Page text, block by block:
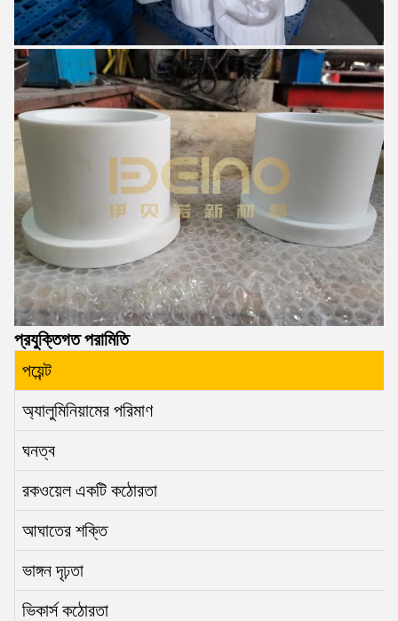
প্রযুক্তিগত পরামিতি
পয়েন্ট
অ্যালুমিনিয়ামের পরিমাণ
ঘনত্ব
রকওয়েল একটি কঠোরতা
আঘাতের শক্তি
ভাঙ্গন দৃঢ়তা
ভিকার্স কঠোরতা